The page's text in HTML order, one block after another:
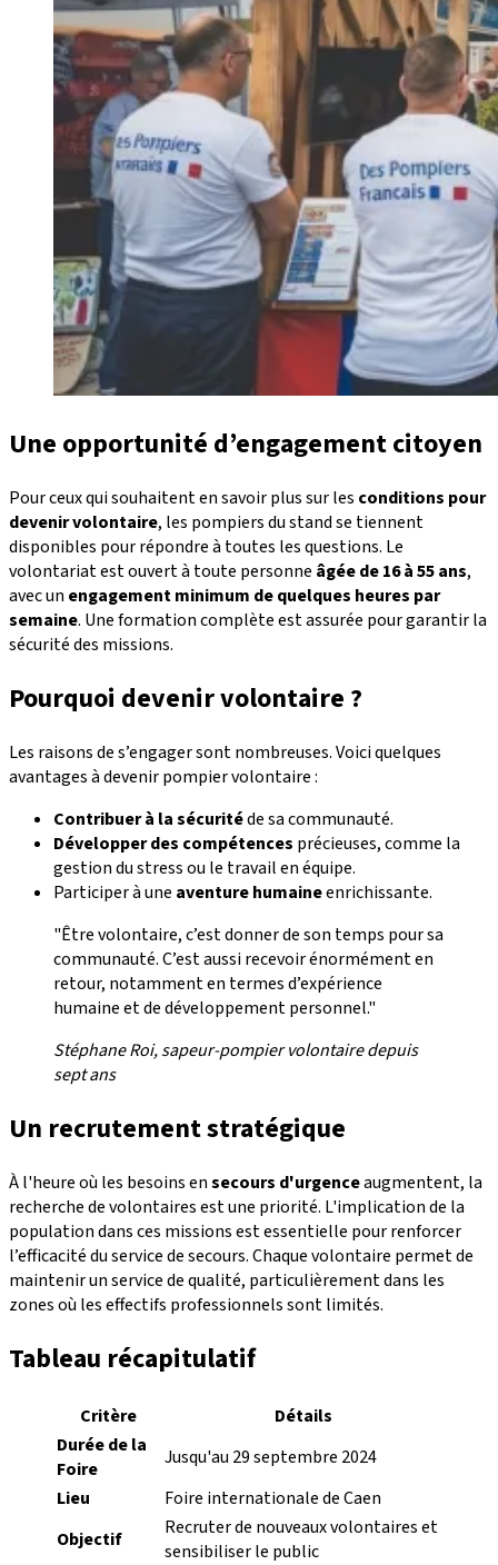
Une opportunité d’engagement citoyen
Pour ceux qui souhaitent en savoir plus sur les conditions pour
devenir volontaire, les pompiers du stand se tiennent
disponibles pour répondre à toutes les questions. Le
volontariat est ouvert à toute personne âgée de 16 à 55 ans,
avec un engagement minimum de quelques heures par
semaine. Une formation complète est assurée pour garantir la
sécurité des missions.
Pourquoi devenir volontaire ?
Les raisons de s’engager sont nombreuses. Voici quelques
avantages à devenir pompier volontaire :
Contribuer à la sécuritéde sa communauté.
Développer des compétences précieuses, comme la
gestion du stress ou le travail en équipe.
Participer à une aventure humaineenrichissante.
"Être volontaire, c’est donner de son temps pour sa
communauté. C’est aussi recevoir énormément en
retour, notamment en termes d’expérience
humaine et de développement personnel."
Stéphane Roi, sapeur-pompier volontaire depuis
sept ans
Un recrutement stratégique
À l'heure où les besoins ensecours d'urgenceaugmentent, la
recherche de volontaires est une priorité. L'implication de la
population dans ces missions est essentielle pour renforcer
l’efficacité du service de secours. Chaque volontaire permet de
maintenir un service de qualité, particulièrement dans les
zones où les effectifs professionnels sont limités.
Tableau récapitulatif
Critère
Détails
Durée de la
Foire
Jusqu'au 29 septembre 2024
Lieu
Foire internationale de Caen
Objectif
Recruter de nouveaux volontaires et
sensibiliser le public